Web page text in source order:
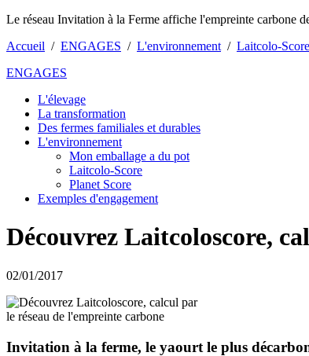
Le réseau Invitation à la Ferme affiche l'empreinte carbone
Accueil / ENGAGES / L'environnement / Laitcolo-Score
ENGAGES
L'élevage
La transformation
Des fermes familiales et durables
L'environnement
Mon emballage a du pot
Laitcolo-Score
Planet Score
Exemples d'engagement
Découvrez Laitcoloscore,
02/01/2017
Invitation à la ferme, le yaourt le plus